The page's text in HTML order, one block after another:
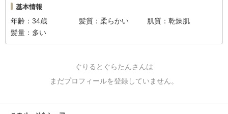
基本情報
年齢 34歳 髪質 柔らかい 肌質
乾燥肌
髪量
多い
ぐりるとぐらたんさんは
まだプロフィールを登録していません。